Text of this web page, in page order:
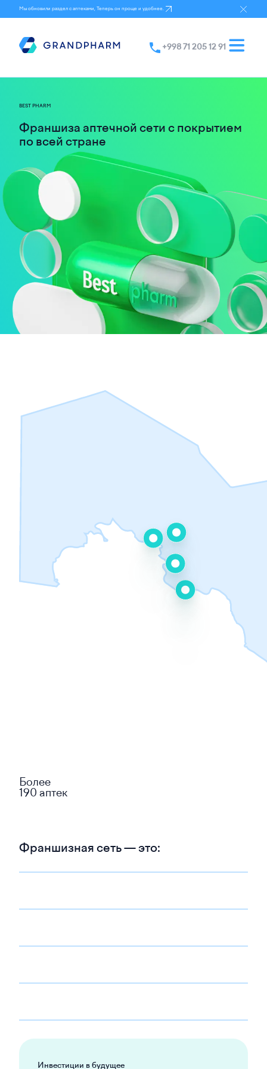
Мы обновили раздел с аптеками, Теперь он проще и удобнее.
+998 71 205 12 91
BEST PHARM
Франшиза аптечной сети с покрытием
по всей стране
Более
190 аптек
Франшизная сеть — это:
Инвестиции в будущее